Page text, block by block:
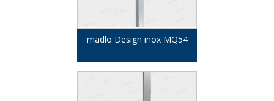
madlo Design inox MQ54